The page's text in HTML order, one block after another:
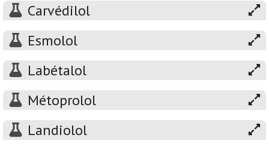
Carvédilol
Esmolol
Labétalol
Métoprolol
Landiolol